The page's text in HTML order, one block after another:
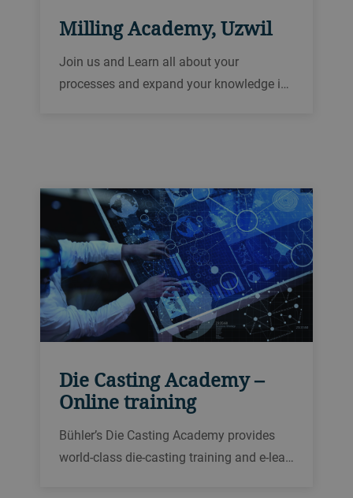
Milling Academy, Uzwil
Join us and Learn all about your
processes and expand your knowledge i…
Die Casting Academy –
Online training
Bühler’s Die Casting Academy provides
world-class die-casting training and e-lea…